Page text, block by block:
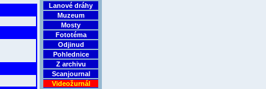
Lanové dráhy
Muzeum
Mosty
Fototéma
Odjinud
Pohlednice
Z archivu
Scanjournal
Videožurnál